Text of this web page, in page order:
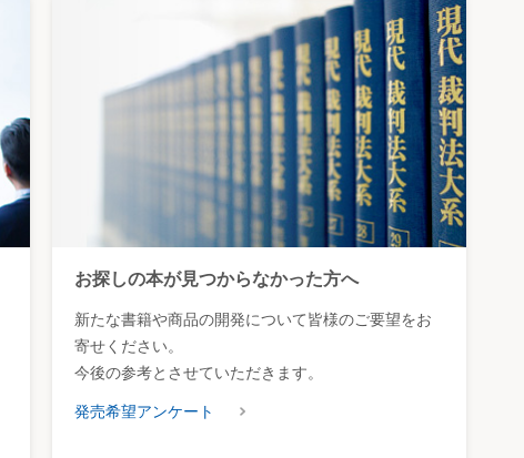
お探しの本が見つからなかった方へ
新たな書籍や商品の開発について皆様のご要望をお
寄せください。
今後の参考とさせていただきます。
発売希望アンケート